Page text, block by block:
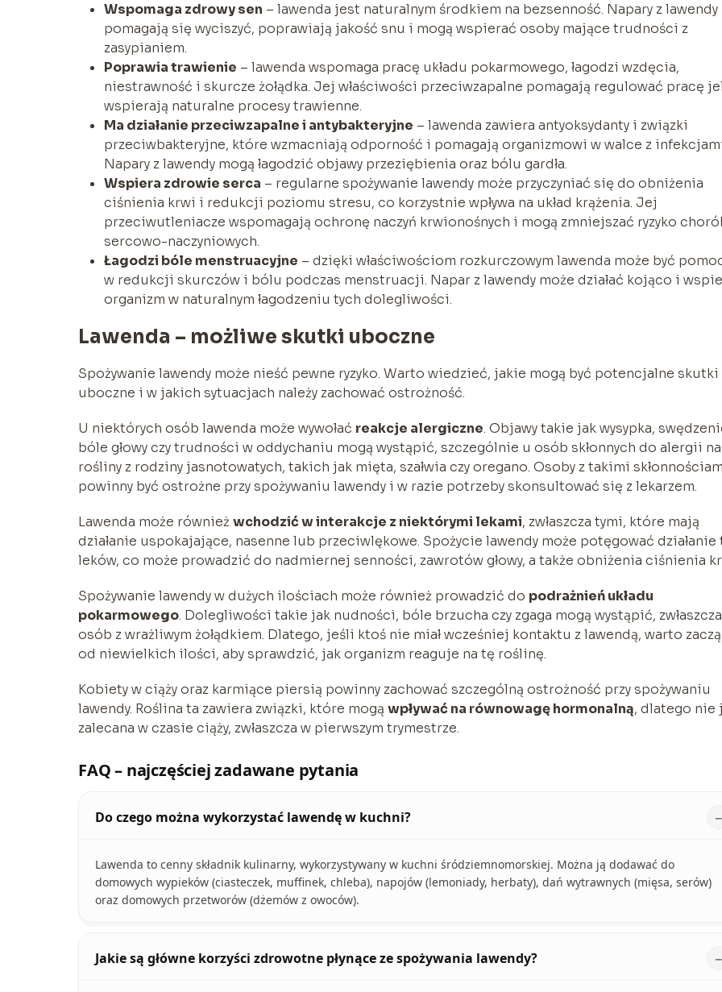
Wspomaga zdrowy sen – lawenda jest naturalnym środkiem na bezsenność. Napary z lawendy
pomagają się wyciszyć, poprawiają jakość snu i mogą wspierać osoby mające trudności z
zasypianiem.
Poprawia trawienie – lawenda wspomaga pracę układu pokarmowego, łagodzi wzdęcia,
niestrawność i skurcze żołądka. Jej właściwości przeciwzapalne pomagają regulować pracę
wspierają naturalne procesy trawienne.
Ma działanie przeciwzapalne i antybakteryjne – lawenda zawiera antyoksydanty i związki
przeciwbakteryjne, które wzmacniają odporność i pomagają organizmowi w walce z
Napary z lawendy mogą łagodzić objawy przeziębienia oraz bólu gardła.
Wspiera zdrowie serca – regularne spożywanie lawendy może przyczyniać się do obniżenia
ciśnienia krwi i redukcji poziomu stresu, co korzystnie wpływa na układ krążenia. Jej
przeciwutleniacze wspomagają ochronę naczyń krwionośnych i mogą zmniejszać ryzyko
sercowo-naczyniowych.
Łagodzi bóle menstruacyjne – dzięki właściwościom rozkurczowym lawenda może być
w redukcji skurczów i bólu podczas menstruacji. Napar z lawendy może działać kojąco i
organizm w naturalnym łagodzeniu tych dolegliwości.
Lawenda – możliwe skutki uboczne
Spożywanie lawendy może nieść pewne ryzyko. Warto wiedzieć, jakie mogą być potencjalne skutki
uboczne i w jakich sytuacjach należy zachować ostrożność.
U niektórych osób lawenda może wywołać reakcje alergiczne. Objawy takie jak wysypka,
bóle głowy czy trudności w oddychaniu mogą wystąpić, szczególnie u osób skłonnych do alergii na
rośliny z rodziny jasnotowatych, takich jak mięta, szałwia czy oregano. Osoby z takimi
powinny być ostrożne przy spożywaniu lawendy i w razie potrzeby skonsultować się z lekarzem.
Lawenda może równieżwchodzić w interakcje z niektórymi lekami, zwłaszcza tymi, które mają
działanie uspokajające, nasenne lub przeciwlękowe. Spożycie lawendy może potęgować działanie
leków, co może prowadzić do nadmiernej senności, zawrotów głowy, a także obniżenia ciśnienia
Spożywanie lawendy w dużych ilościach może również prowadzić do podrażnień układu
pokarmowego. Dolegliwości takie jak nudności, bóle brzucha czy zgaga mogą wystąpić,
osób z wrażliwym żołądkiem. Dlatego, jeśli ktoś nie miał wcześniej kontaktu z lawendą, warto
od niewielkich ilości, aby sprawdzić, jak organizm reaguje na tę roślinę.
Kobiety w ciąży oraz karmiące piersią powinny zachować szczególną ostrożność przy spożywaniu
lawendy. Roślina ta zawiera związki, które mogą wpływać na równowagę hormonalną, dlatego nie
zalecana w czasie ciąży, zwłaszcza w pierwszym trymestrze.
FAQ – najczęściej zadawane pytania
Do czego można wykorzystać lawendę w kuchni?
Lawenda to cenny składnik kulinarny, wykorzystywany w kuchni śródziemnomorskiej. Można ją dodawać do
domowych wypieków (ciasteczek, muffinek, chleba), napojów (lemoniady, herbaty), dań wytrawnych (mięsa, serów)
oraz domowych przetworów (dżemów z owoców).
Jakie są główne korzyści zdrowotne płynące ze spożywania lawendy?